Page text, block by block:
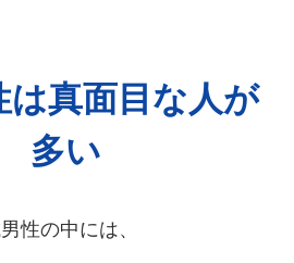
は真面目な人が
多い
性の中には、